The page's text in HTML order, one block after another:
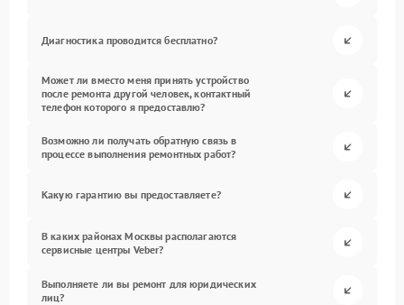
Диагностика проводится бесплатно?
Может ли вместо меня принять устройство
после ремонта другой человек, контактный
телефон которого я предоставлю?
Возможно ли получать обратную связь в
процессе выполнения ремонтных работ?
Какую гарантию вы предоставляете?
В каких районах Москвы располагаются
сервисные центры Veber?
Выполняете ли вы ремонт для юридических
лиц?